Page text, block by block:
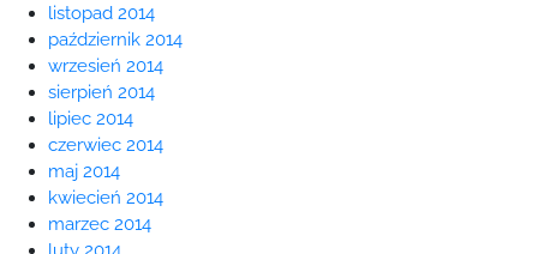
listopad 2014
październik 2014
wrzesień 2014
sierpień 2014
lipiec 2014
czerwiec 2014
maj 2014
kwiecień 2014
marzec 2014